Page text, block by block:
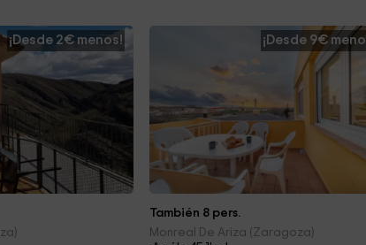
¡Desde 2€ menos! ¡Desde 9€
También 8 pers.
Monreal De Ariza (Zaragoza)